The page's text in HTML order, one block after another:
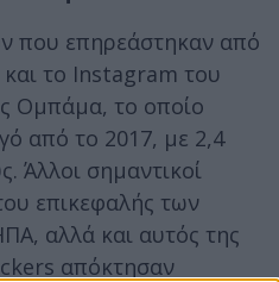
που επηρεάστηκαν από
και το Instagram του
Ομπάμα, το οποίο
από το 2017, με 2,4
Άλλοι σημαντικοί
επικεφαλής των
αλλά και αυτός της
απόκτησαν